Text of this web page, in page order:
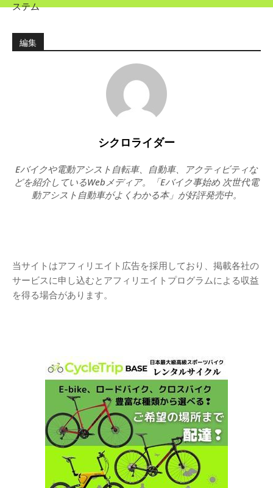
ステム
編集
シクロライダー
Eバイクや電動アシスト自転車、自動車、アクティビティな
どを紹介しているWebメディア。「Eバイク事始め 次世代電
動アシスト自動車がよくわかる本」が好評発売中。
当サイトはアフィリエイト広告を採用しており、掲載各社の
サービスに申し込むとアフィリエイトプログラムによる収益
を得る場合があります。